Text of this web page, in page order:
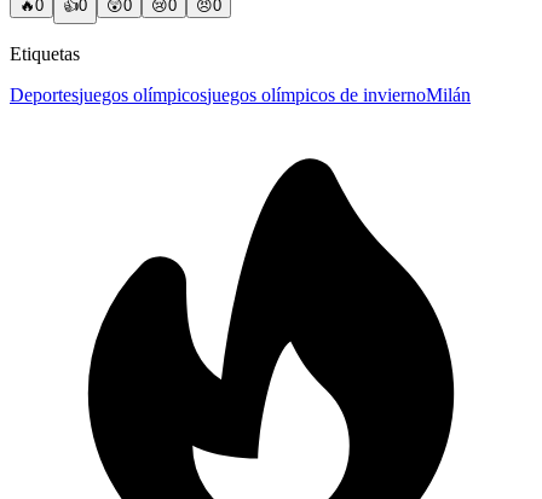
🔥0 👍0 😲0 😢0 😠0
Etiquetas
Deportesjuegos olímpicosjuegos olímpicos de inviernoMilán